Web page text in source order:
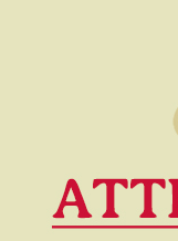
della
fianco di